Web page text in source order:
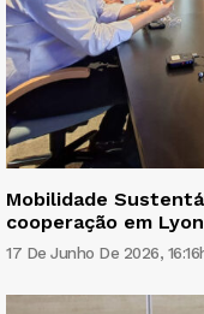
Mobilidade
cooperação em Lyon
17 De Junho De 2026,